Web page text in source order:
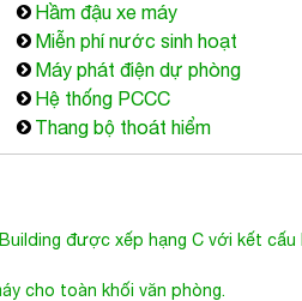
Hầm đậu xe máy
Miễn phí nước sinh hoạt
Máy phát điện dự phòng
Hệ thống PCCC
Thang bộ thoát hiểm
được xếp hạng C với kết cấu
cho toàn khối văn phòng.